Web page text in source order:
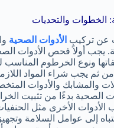
الخطوات والتحديات
عن تركيب الأدوات الصحية
يجب أولاً فحص الأدوات
ونوع الخرطوم المناسب
ثم يجب شراء المواد
والمشابك والأدوات
الصحية بدءًا من تثبيت
الأدوات الأخرى مثل
إلى عوامل السلامة